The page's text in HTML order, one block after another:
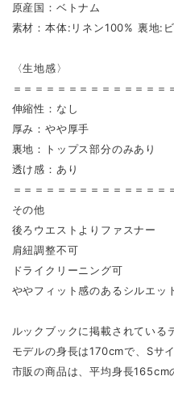
原産国：ベトナム
素材：本体:リネン100% 裏地:
〈生地感〉
＝＝＝＝＝＝＝＝＝＝＝＝＝＝
伸縮性：なし
厚み：やや厚手
裏地：トップス部分のみあり
透け感：あり
＝＝＝＝＝＝＝＝＝＝＝＝＝＝
その他
後ろウエストよりファスナー
肩紐調整不可
ドライクリーニング可
ややフィット感のあるシルエッ
ルックブックに掲載されてい
モデルの身長は170cmで、Sサ
市販の商品は、平均身長165cm